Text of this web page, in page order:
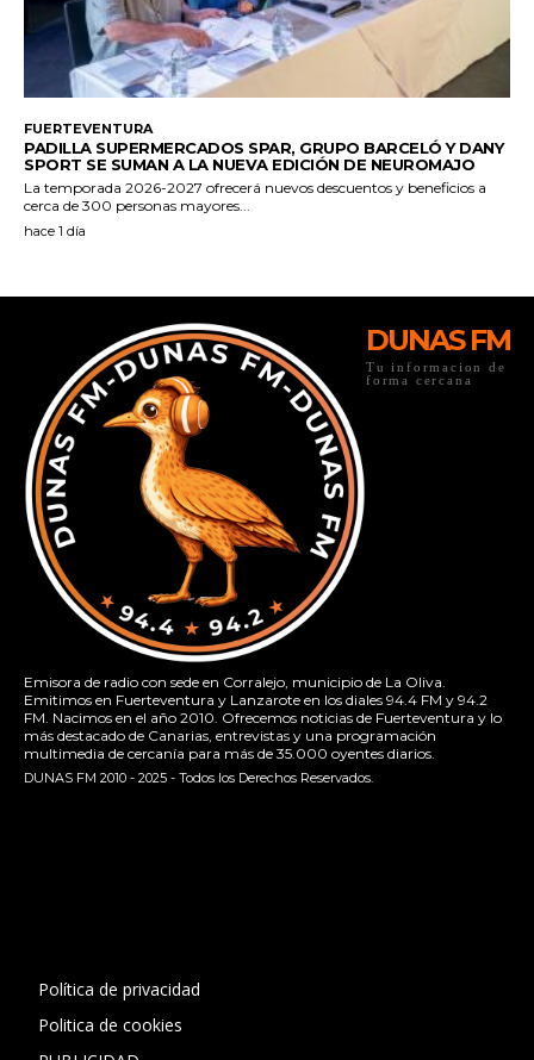
DUNAS FM
Tu informacion de
forma cercana
Emisora de radio con sede en Corralejo, municipio de La Oliva.
Emitimos en Fuerteventura y Lanzarote en los diales 94.4 FM y 94.2
FM. Nacimos en el año 2010. Ofrecemos noticias de Fuerteventura y lo
más destacado de Canarias, entrevistas y una programación
multimedia de cercanía para más de 35.000 oyentes diarios.
DUNAS FM 2010 - 2025 - Todos los Derechos Reservados.
Política de privacidad
Politica de cookies